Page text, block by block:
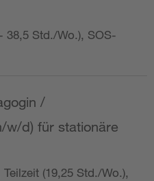
38,5 Std./Wo.), SOS-
/
w/d) für stationäre
(19,25 Std./Wo.),